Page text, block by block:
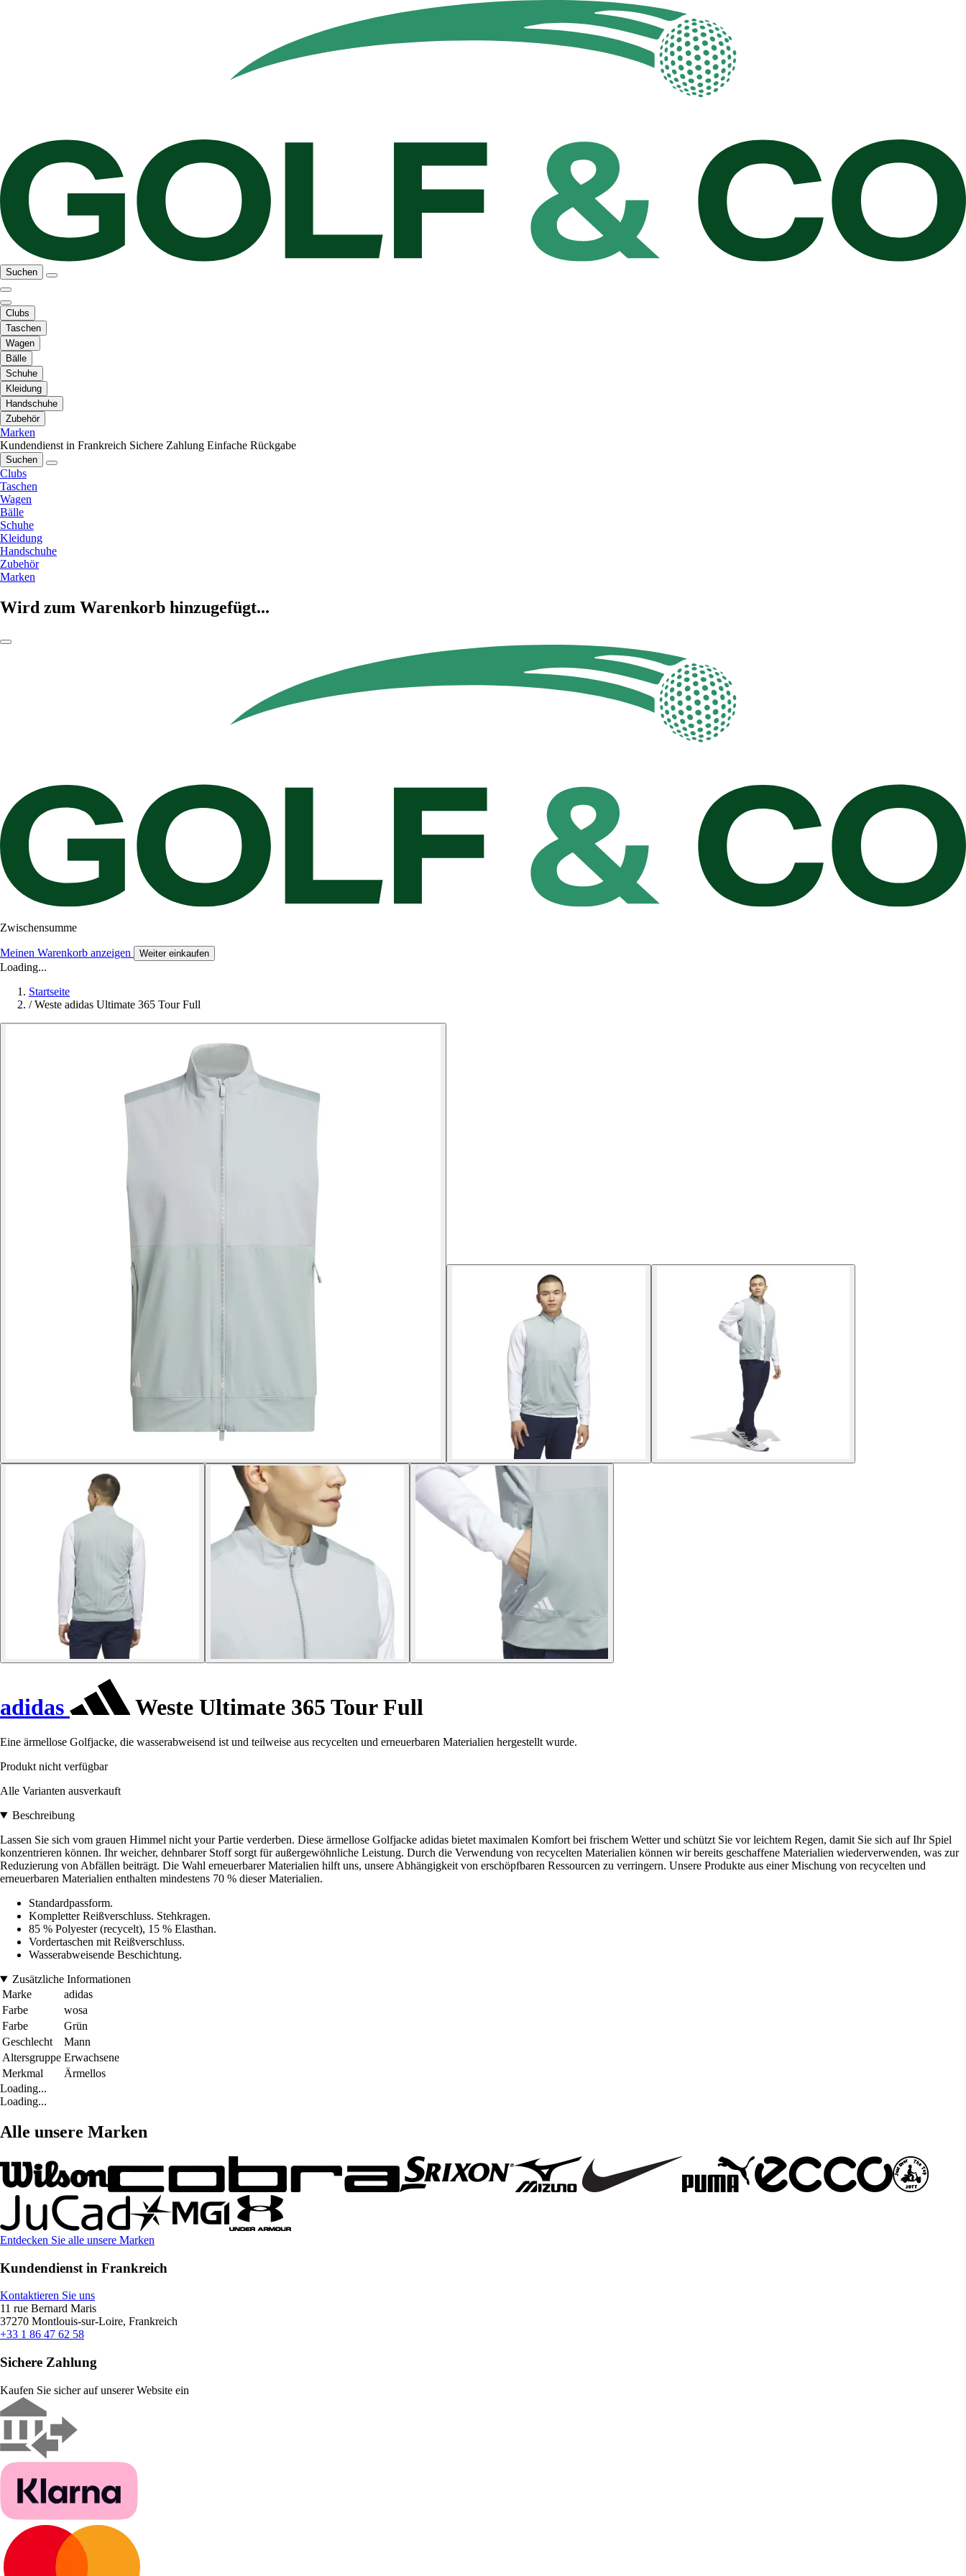
Suchen
Clubs
Taschen
Wagen
Bälle
Schuhe
Kleidung
Handschuhe
Zubehör
Marken
Kundendienst in Frankreich Sichere Zahlung Einfache Rückgabe
Suchen
Clubs
Taschen
Wagen
Bälle
Schuhe
Kleidung
Handschuhe
Zubehör
Marken
Wird zum Warenkorb hinzugefügt...
Zwischensumme
Meinen Warenkorb anzeigen Weiter einkaufen
Loading...
Startseite
/ Weste adidas Ultimate 365 Tour Full
adidas Weste Ultimate 365 Tour Full
Eine ärmellose Golfjacke, die wasserabweisend ist und teilweise aus recycelten und erneuerbaren Materialien hergestellt wurde.
Produkt nicht verfügbar
Alle Varianten ausverkauft
Beschreibung
Lassen Sie sich vom grauen Himmel nicht your Partie verderben. Diese ärmellose Golfjacke adidas bietet maximalen Komfort bei frischem Wetter und schützt Sie vor leichtem Regen, damit Sie sich auf Ihr Spiel
konzentrieren können. Ihr weicher, dehnbarer Stoff sorgt für außergewöhnliche Leistung. Durch die Verwendung von recycelten Materialien können wir bereits geschaffene Materialien wiederverwenden, was zur
Reduzierung von Abfällen beiträgt. Die Wahl erneuerbarer Materialien hilft uns, unsere Abhängigkeit von erschöpfbaren Ressourcen zu verringern. Unsere Produkte aus einer Mischung von recycelten und
erneuerbaren Materialien enthalten mindestens 70 % dieser Materialien.
Standardpassform.
Kompletter Reißverschluss. Stehkragen.
85 % Polyester (recycelt), 15 % Elasthan.
Vordertaschen mit Reißverschluss.
Wasserabweisende Beschichtung.
Zusätzliche Informationen
Marke
adidas
Farbe
wosa
Farbe
Grün
Geschlecht
Mann
Altersgruppe Erwachsene
Merkmal
Ärmellos
Loading...
Loading...
Alle unsere Marken
Entdecken Sie alle unsere Marken
Kundendienst in Frankreich
Kontaktieren Sie uns
11 rue Bernard Maris
37270 Montlouis-sur-Loire, Frankreich
+33 1 86 47 62 58
Sichere Zahlung
Kaufen Sie sicher auf unserer Website ein